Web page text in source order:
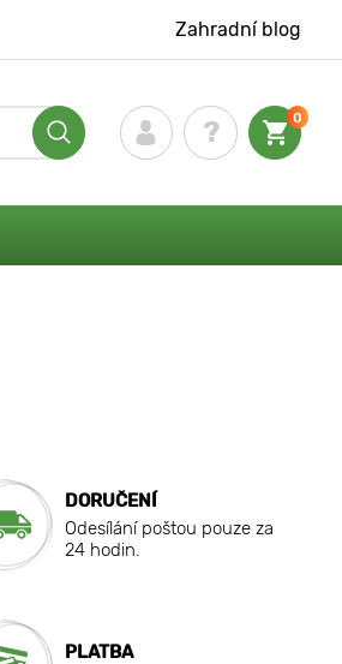
Zahradní blog
0
DORUČENÍ
Odesílání poštou pouze za
24 hodin.
PLATBA